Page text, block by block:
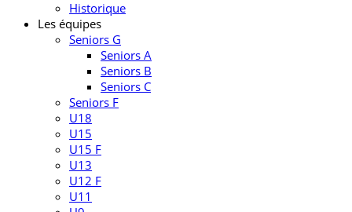
Historique
Les équipes
Seniors G
Seniors A
Seniors B
Seniors C
Seniors F
U18
U15
U15 F
U13
U12 F
U11